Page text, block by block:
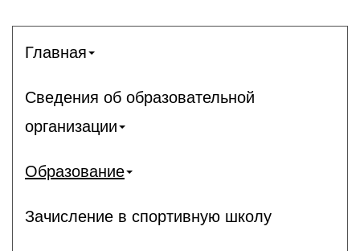
Главная
Сведения об образовательной
организации
Образование
Зачисление в спортивную школу